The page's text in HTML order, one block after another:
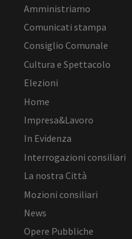
Amministriamo
Comunicati stampa
Consiglio Comunale
Cultura e Spettacolo
Elezioni
Home
Impresa&Lavoro
In Evidenza
Interrogazioni consiliari
La nostra Città
Mozioni consiliari
News
Opere Pubbliche